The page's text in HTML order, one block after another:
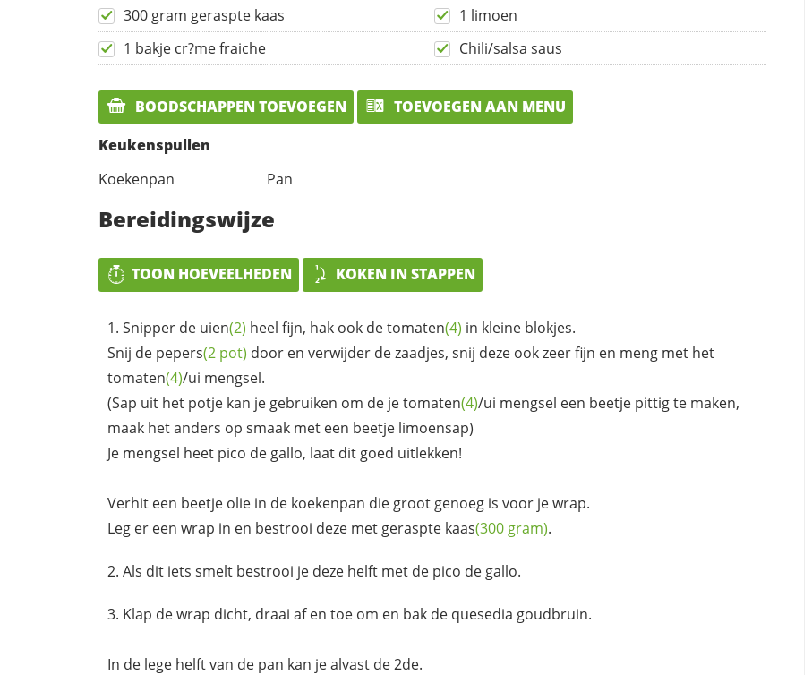
300 gram geraspte kaas
1 limoen
1 bakje cr?me fraiche
Chili/salsa saus
BOODSCHAPPEN TOEVOEGEN
TOEVOEGEN AAN MENU
Keukenspullen
Koekenpan
Pan
Bereidingswijze
TOON HOEVEELHEDEN KOKEN IN STAPPEN
Snipper de uien(2) heel fijn, hak ook detomaten(4) in kleine blokjes.
Snij de pepers(2 pot) door en verwijder de zaadjes, snij deze ook zeer fijn en meng met het
tomaten(4)/ui mengsel.
(Sap uit het potje kan je gebruiken om de jetomaten(4)/ui mengsel een beetje pittig te maken,
maak het anders op smaak met een beetje limoensap)
Je mengsel heet pico de gallo, laat dit goed uitlekken!
Verhit een beetje olie in de koekenpan die groot genoeg is voor je wrap.
Leg er een wrap in en bestrooi deze met geraspte kaas(300 gram).
Als dit iets smelt bestrooi je deze helft met de pico de gallo.
Klap de wrap dicht, draai af en toe om en bak de quesedia goudbruin.
In de lege helft van de pan kan je alvast de 2de.